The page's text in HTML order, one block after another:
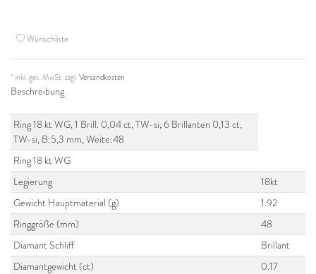
Wunschliste
* inkl. ges. MwSt. zzgl.Versandkosten
Beschreibung
Ring 18 kt WG, 1 Brill. 0,04 ct, TW-si, 6 Brillanten 0,13 ct,
TW-si, B:5,3 mm, Weite:48
Ring 18 kt WG
Legierung
18kt
Gewicht Hauptmaterial (g)
1.92
Ringgröße (mm)
48
Diamant Schliff
Brillant
Diamantgewicht (ct)
0.17